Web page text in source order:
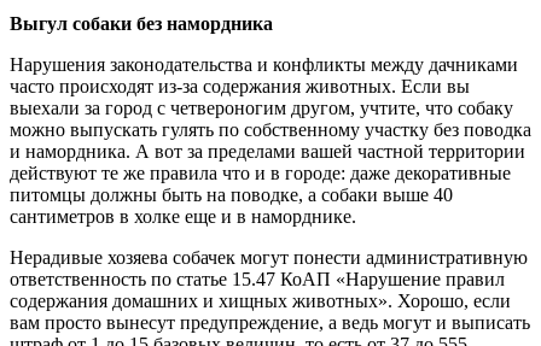
Выгул собаки без намордника
Нарушения законодательства и конфликты между дачниками
часто происходят из-за содержания животных. Если вы
выехали за город с четвероногим другом, учтите, что собаку
можно выпускать гулять по собственному участку без поводка
и намордника. А вот за пределами вашей частной территории
действуют те же правила что и в городе: даже декоративные
питомцы должны быть на поводке, а собаки выше 40
сантиметров в холке еще и в наморднике.
Нерадивые хозяева собачек могут понести административную
ответственность по статье 15.47 КоАП «Нарушение правил
содержания домашних и хищных животных». Хорошо, если
вам просто вынесут предупреждение, а ведь могут и выписать